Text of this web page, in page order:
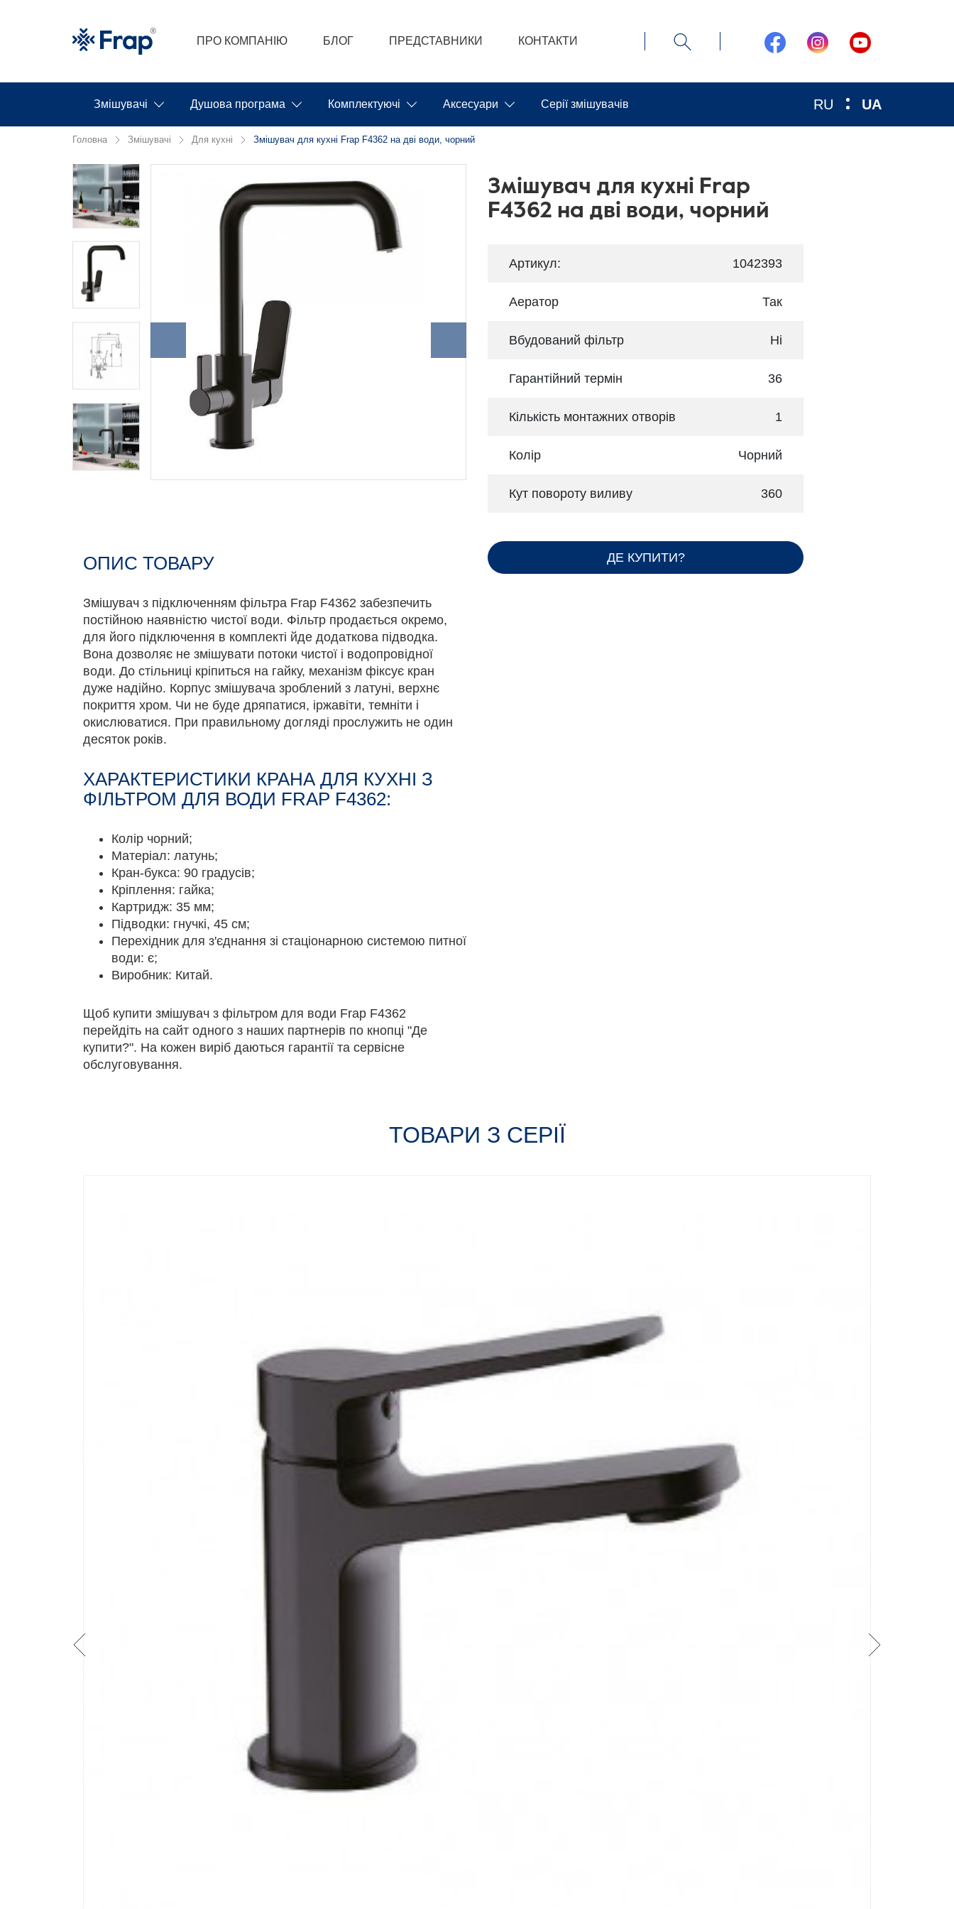
ПРО КОМПАНІЮ БЛОГ ПРЕДСТАВНИКИ КОНТАКТИ
RU UA
Змішувачі Душова програма Комплектуючі Аксесуари Серії змішувачів
Головна Змішувачі Для кухні Змішувач для кухні Frap F4362 на дві води, чорний
ОПИС ТОВАРУ
Змішувач з підключенням фільтра Frap F4362 забезпечить
постійною наявністю чистої води. Фільтр продається окремо,
для його підключення в комплекті йде додаткова підводка.
Вона дозволяє не змішувати потоки чистої і водопровідної
води. До стільниці кріпиться на гайку, механізм фіксує кран
дуже надійно. Корпус змішувача зроблений з латуні, верхнє
покриття хром. Чи не буде дряпатися, іржавіти, темніти і
окислюватися. При правильному догляді прослужить не один
десяток років.
ХАРАКТЕРИСТИКИ КРАНА ДЛЯ КУХНІ З
ФІЛЬТРОМ ДЛЯ ВОДИ FRAP F4362:
Колір чорний;
Матеріал: латунь;
Кран-букса: 90 градусів;
Кріплення: гайка;
Картридж: 35 мм;
Підводки: гнучкі, 45 см;
Перехідник для з'єднання зі стаціонарною системою питної
води: є;
Виробник: Китай.
Щоб купити змішувач з фільтром для води Frap F4362
перейдіть на сайт одного з наших партнерів по кнопці "Де
купити?". На кожен виріб даються гарантії та сервісне
обслуговування.
Змішувач для кухні Frap
F4362 на дві води, чорний
Артикул: 1042393
Аератор Так
Вбудований фільтр Ні
Гарантійний термін 36
Кількість монтажних отворів 1
Колір Чорний
Кут повороту виливу 360
ДЕ КУПИТИ?
ТОВАРИ З СЕРІЇ